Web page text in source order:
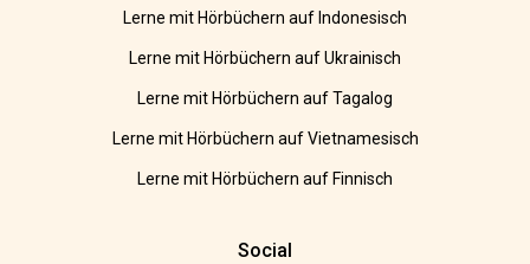
Lerne mit Hörbüchern auf Indonesisch
Lerne mit Hörbüchern auf Ukrainisch
Lerne mit Hörbüchern auf Tagalog
Lerne mit Hörbüchern auf Vietnamesisch
Lerne mit Hörbüchern auf Finnisch
Social